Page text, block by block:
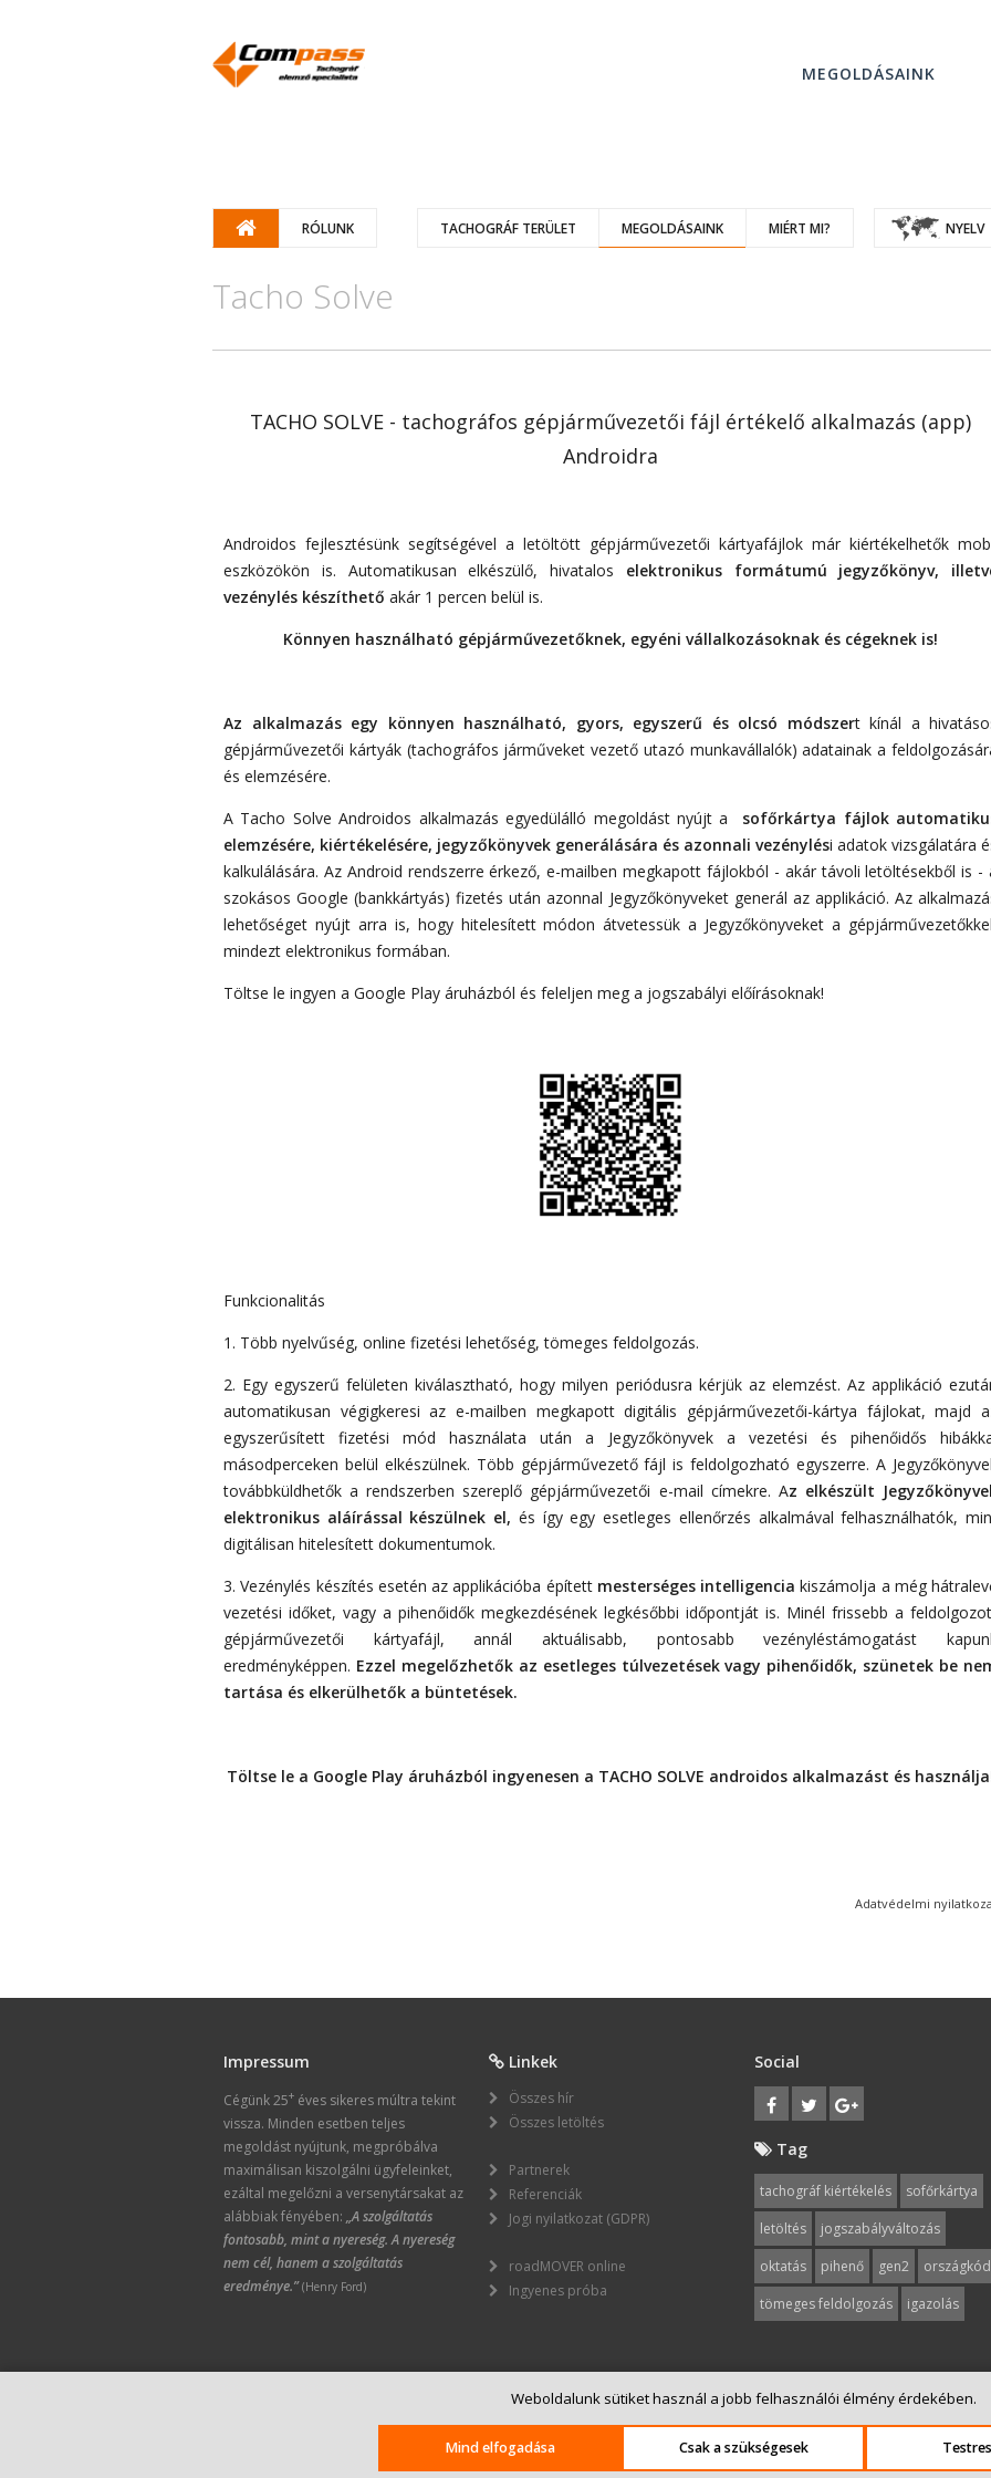
Weboldalunk sütiket használ a jobb felhasználói élmény érdekében.
Mind elfogadása Csak a szükségesek
MEGOLDÁSAINK
RÓLUNK TACHOGRÁF TERÜLET MEGOLDÁSAINK MIÉRT MI? NYELV
Tacho Solve
TACHO SOLVE - tachográfos gépjárművezetői fájl értékelő alkalmazás (app)
Androidra
Androidos fejlesztésünk segítségével a letöltött gépjárművezetői kártyafájlok már kiértékelhetők
eszközökön is. Automatikusan elkészülő, hivatalos elektronikus formátumú jegyzőkönyv,
vezénylés készíthető akár 1 percen belül is.
Könnyen használható gépjárművezetőknek, egyéni vállalkozásoknak és cégeknek is!
Az alkalmazás egy könnyen használható, gyors, egyszerű és olcsó módszert kínál a
gépjárművezetői kártyák (tachográfos járműveket vezető utazó munkavállalók) adatainak a
és elemzésére.
A Tacho Solve Androidos alkalmazás egyedülálló megoldást nyújt a sofőrkártya fájlok
elemzésére, kiértékelésére, jegyzőkönyvek generálására és azonnali vezénylési adatok vizsgálatára
kalkulálására. Az Android rendszerre érkező, e-mailben megkapott fájlokból - akár távoli letöltésekből is -
szokásos Google (bankkártyás) fizetés után azonnal Jegyzőkönyveket generál az applikáció. Az
lehetőséget nyújt arra is, hogy hitelesített módon átvetessük a Jegyzőkönyveket a
mindezt elektronikus formában.
Töltse le ingyen a Google Play áruházból és feleljen meg a jogszabályi előírásoknak!
Funkcionalitás
1. Több nyelvűség, online fizetési lehetőség, tömeges feldolgozás.
2. Egy egyszerű felületen kiválasztható, hogy milyen periódusra kérjük az elemzést. Az applikáció
automatikusan végigkeresi az e-mailben megkapott digitális gépjárművezetői-kártya fájlokat, majd
egyszerűsített fizetési mód használata után a Jegyzőkönyvek a vezetési és pihenőidős
másodperceken belül elkészülnek. Több gépjárművezető fájl is feldolgozható egyszerre. A
továbbküldhetők a rendszerben szereplő gépjárművezetői e-mail címekre. Az elkészült
elektronikus aláírással készülnek el, és így egy esetleges ellenőrzés alkalmával felhasználhatók,
digitálisan hitelesített dokumentumok.
3. Vezénylés készítés esetén az applikációba épített mesterséges intelligencia kiszámolja a még
vezetési időket, vagy a pihenőidők megkezdésének legkésőbbi időpontját is. Minél frissebb a
gépjárművezetői kártyafájl, annál aktuálisabb, pontosabb vezényléstámogatást
eredményképpen. Ezzel megelőzhetők az esetleges túlvezetések vagy pihenőidők, szünetek be
tartása és elkerülhetők a büntetések.
Töltse le a Google Play áruházból ingyenesen a TACHO SOLVE androidos alkalmazást és
Adatvédelmi
Impressum
Cégünk 25+ éves sikeres múltra tekint
vissza. Minden esetben teljes
megoldást nyújtunk, megpróbálva
maximálisan kiszolgálni ügyfeleinket,
ezáltal megelőzni a versenytársakat az
alábbiak fényében: „A szolgáltatás
fontosabb, mint a nyereség. A nyereség
nem cél, hanem a szolgáltatás
eredménye.” (Henry Ford)
Linkek
Összes hír
Összes letöltés
Partnerek
Referenciák
Jogi nyilatkozat (GDPR)
roadMOVER online
Ingyenes próba
Social
Tag
tachográf kiértékelés
sofőrkártya
letöltés
jogszabályváltozás
oktatás
pihenő gen2
országkód
tömeges feldolgozás
igazolás